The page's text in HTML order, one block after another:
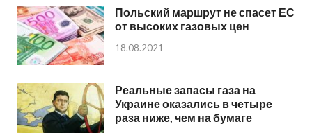
Польский маршрут не спасет ЕС
от высоких газовых цен
18.08.2021
Реальные запасы газа на
Украине оказались в четыре
раза ниже, чем на бумаге